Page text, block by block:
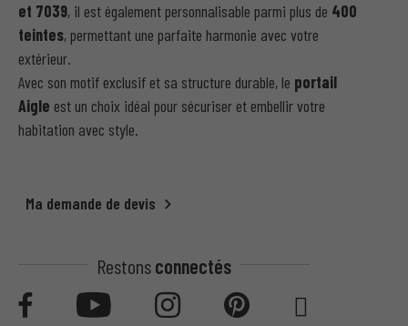
et 7039, il est également personnalisable parmi plus de 400
teintes, permettant une parfaite harmonie avec votre
extérieur.
Avec son motif exclusif et sa structure durable, le portail
Aigle est un choix idéal pour sécuriser et embellir votre
habitation avec style.
Ma demande de devis
Restonsconnectés